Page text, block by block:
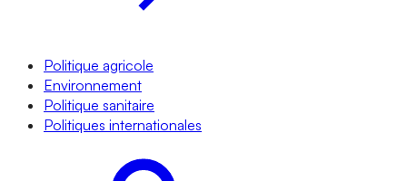
Politique agricole
Environnement
Politique sanitaire
Politiques internationales